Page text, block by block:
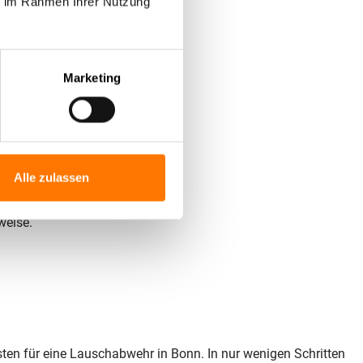
Marketing
Alle zulassen
TÜV geprüft.
einsetzen.
Subunternehmer.
für eine Lauschabwehr in Bonn. In nur wenigen Schritten